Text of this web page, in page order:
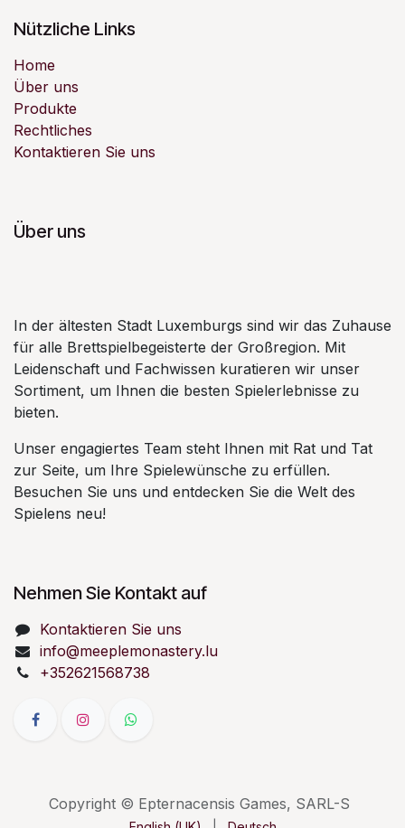
Nützliche Links
Home
Über uns
Produkte
Rechtliches
Kontaktieren Sie uns
Über uns
In der ältesten Stadt Luxemburgs sind wir das Zuhause
für alle Brettspielbegeisterte der Großregion. Mit
Leidenschaft und Fachwissen kuratieren wir unser
Sortiment, um Ihnen die besten Spielerlebnisse zu
bieten.
Unser engagiertes Team steht Ihnen mit Rat und Tat
zur Seite, um Ihre Spielewünsche zu erfüllen.
Besuchen Sie uns und entdecken Sie die Welt des
Spielens neu!
Nehmen Sie Kontakt auf
Kontaktieren Sie uns
info@meeplemonastery.lu
+352621568738
Copyright © Epternacensis Games, SARL-S